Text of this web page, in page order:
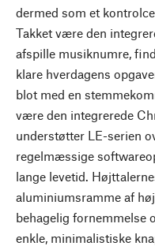
dermed som et
Takket være den
afspille musiknumre,
klare hverdagens
blot med en
være den integrerede
understøtter LE-serien
regelmæssige
lange levetid.
aluminiumsramme af
behagelig fornemmelse
enkle, minimalistiske